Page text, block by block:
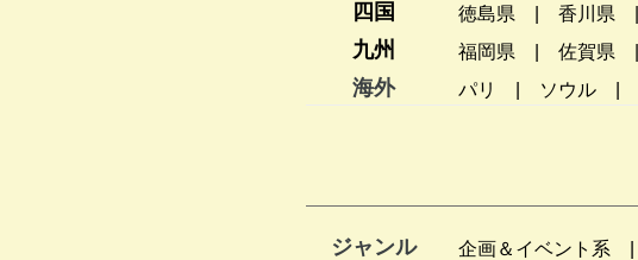
四国 徳島県 香川県
九州 福岡県 佐賀県
海外 パリ ソウル
ジャンル 企画＆イベント系